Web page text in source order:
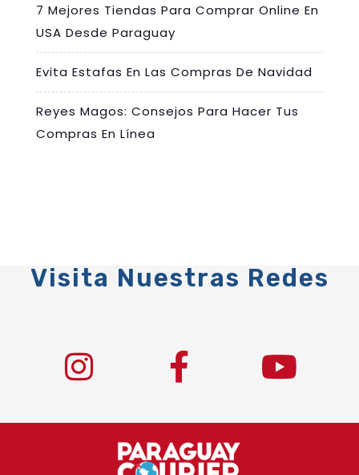
7 Mejores Tiendas Para Comprar Online En
USA Desde Paraguay
Evita Estafas En Las Compras De Navidad
Reyes Magos: Consejos Para Hacer Tus
Compras En Línea
Visita Nuestras Redes